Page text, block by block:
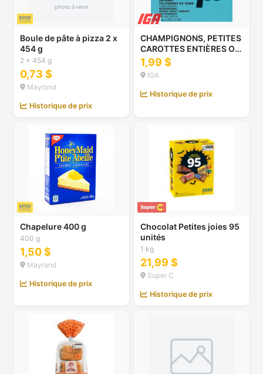
Boule de pâte à pizza 2 x
454 g
2 x 454 g
0,73 $
Mayrand
Historique de prix
CHAMPIGNONS, PETITES
CAROTTES ENTIÈRES OU
POMMES DE TERRE
COMPLIMENTS
1,99 $
IGA
Historique de prix
Chapelure 400 g
400 g
1,50 $
Mayrand
Historique de prix
Chocolat Petites joies 95
unités
1 kg
21,99 $
Super C
Historique de prix